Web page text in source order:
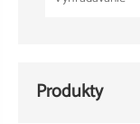
Produkty